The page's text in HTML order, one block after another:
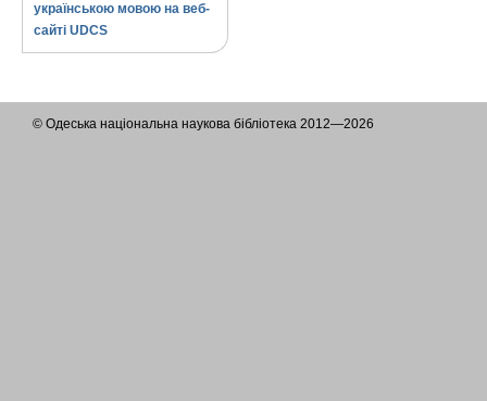
українською мовою на веб-
сайті UDCS
© Одеська національна наукова бібліотека 2012—2026